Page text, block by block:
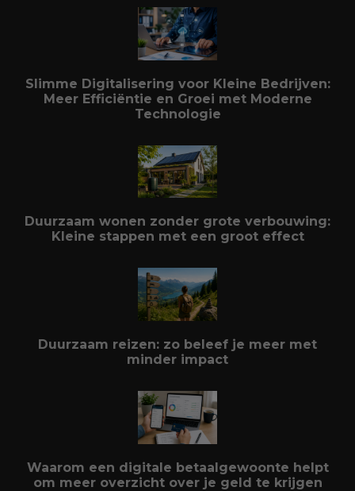
Slimme Digitalisering voor Kleine Bedrijven:
Meer Efficiëntie en Groei met Moderne
Technologie
Duurzaam wonen zonder grote verbouwing:
Kleine stappen met een groot effect
Duurzaam reizen: zo beleef je meer met
minder impact
Waarom een digitale betaalgewoonte helpt
om meer overzicht over je geld te krijgen